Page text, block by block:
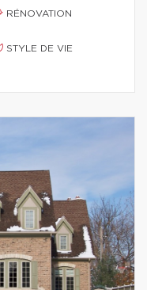
RÉNOVATION
STYLE DE VIE